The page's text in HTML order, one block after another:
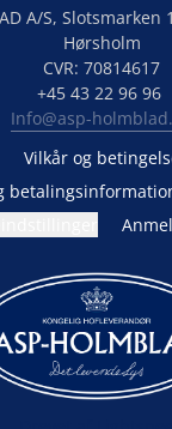
A/S, Slotsmarken
Hørsholm
CVR: 70814617
Info@asp-
Vilkår og